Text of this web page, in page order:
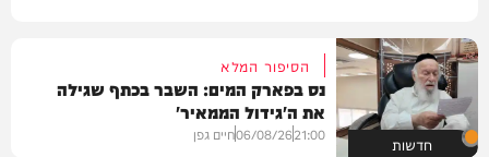
חדשות
הסיפור המלא
נס בפארק המים: השבר בכתף שגילה
את ה'גידול הממאיר'
21:00
06/08/26חיים גפן